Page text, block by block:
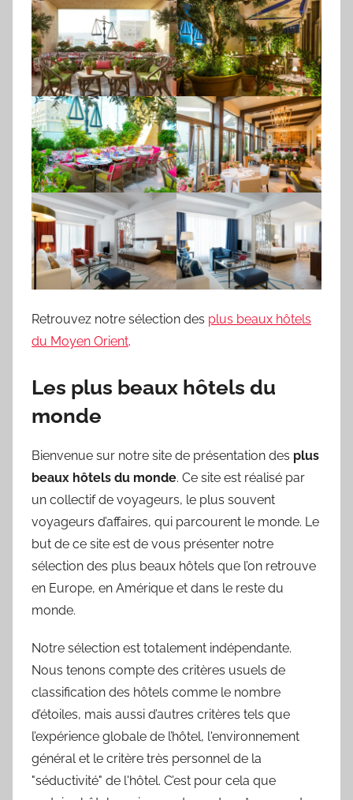
Retrouvez notre sélection des plus beaux hôtels
du Moyen Orient.
Les plus beaux hôtels du
monde
Bienvenue sur notre site de présentation des plus
beaux hôtels du monde. Ce site est réalisé par
un collectif de voyageurs, le plus souvent
voyageurs d’affaires, qui parcourent le monde. Le
but de ce site est de vous présenter notre
sélection des plus beaux hôtels que l’on retrouve
en Europe, en Amérique et dans le reste du
monde.
Notre sélection est totalement indépendante.
Nous tenons compte des critères usuels de
classification des hôtels comme le nombre
d’étoiles, mais aussi d’autres critères tels que
l’expérience globale de l’hôtel, l'environnement
général et le critère très personnel de la
"séductivité" de l'hôtel. C’est pour cela que